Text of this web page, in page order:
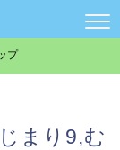
プ
まり9,む